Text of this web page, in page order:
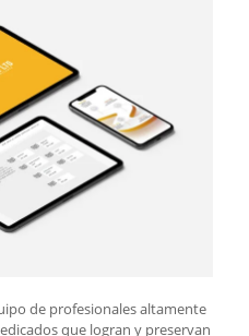
de profesionales altamente
que logran y preservan